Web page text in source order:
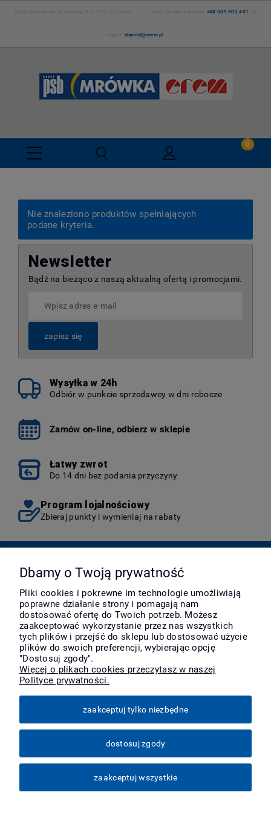
Sklep stacjonarny: Jasińskiego 9, 37-700 Przemyśl Masz pytania zadzwoń: +48 509 902 401
ehandel@erem.pl
Nie znaleziono produktów spełniających
podane kryteria.
Newsletter
Bądź na bieżąco z naszą aktualną ofertą i promocjami.
zapisz się
Wysyłka w 24h
Odbiór w punkcie sprzedawcy w dni robocze
Zamów on-line, odbierz w sklepie
Łatwy zwrot
Do 14 dni bez podania przyczyny
Program lojalnościowy
Zbieraj punkty i wymieniaj na rabaty
Pomoc
Moje konto
Płatności i dostawa
O nas
Więcej
Dbamy o Twoją prywatność
Pliki cookies i pokrewne im technologie umożliwiają
poprawne działanie strony i pomagają nam
dostosować ofertę do Twoich potrzeb. Możesz
zaakceptować wykorzystanie przez nas wszystkich
tych plików i przejść do sklepu lub dostosować użycie
plików do swoich preferencji, wybierając opcję
"Dostosuj zgody".
Więcej o plikach cookies przeczytasz w naszej
Polityce prywatności.
zaakceptuj tylko niezbędne
dostosuj zgody
zaakceptuj wszystkie